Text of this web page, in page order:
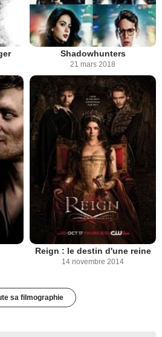
Shadowhunters
21 mars 2018
Reign : le destin d'une reine
14 novembre 2014
sa filmographie